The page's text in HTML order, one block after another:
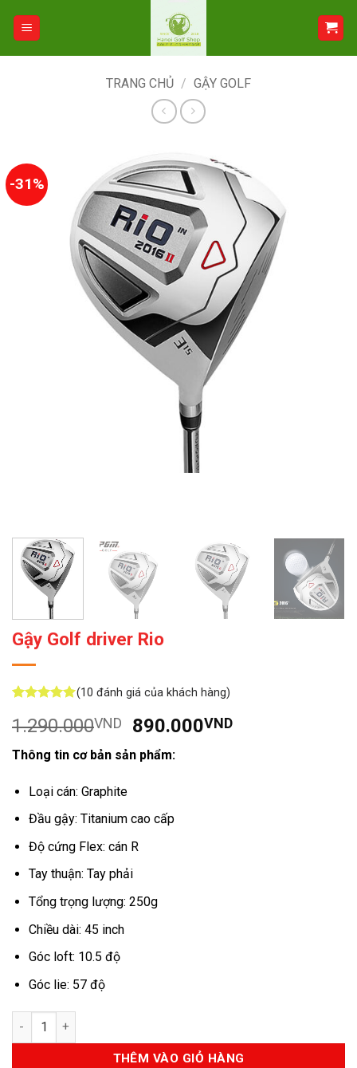
TRANG CHỦ / GẬY GOLF
-31%
Gậy Golf driver Rio
dựa trên
đánh giá
(10 đánh giá của khách hàng)
1.290.000VND
Giá
gốc
là:
890.000VNDGiá
Thông tin cơ bản sản phẩm:
Loại cán: Graphite
Đầu gậy: Titanium cao cấp
Độ cứng Flex: cán R
Tay thuận: Tay phải
Tổng trọng lượng: 250g
Chiều dài: 45 inch
Góc loft: 10.5 độ
Góc lie: 57 độ
Số lượng
THÊM VÀO GIỎ HÀNG